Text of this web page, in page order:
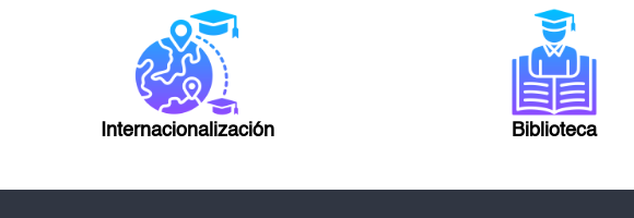
Internacionalización Biblioteca